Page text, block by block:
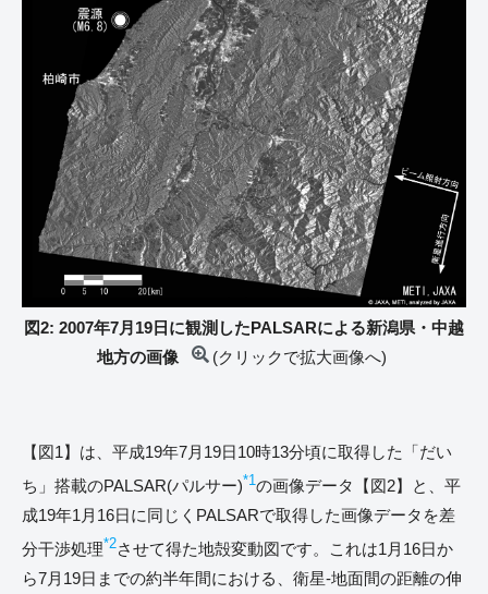
図2: 2007年7月19日に観測したPALSARによる新潟県・中越
地方の画像
(クリックで拡大画像へ)
【図1】は、平成19年7月19日10時13分頃に取得した「だい
ち」搭載のPALSAR(パルサー)*1の画像データ【図2】と、平
成19年1月16日に同じくPALSARで取得した画像データを差
分干渉処理*2させて得た地殻変動図です。これは1月16日か
ら7月19日までの約半年間における、衛星-地面間の距離の伸